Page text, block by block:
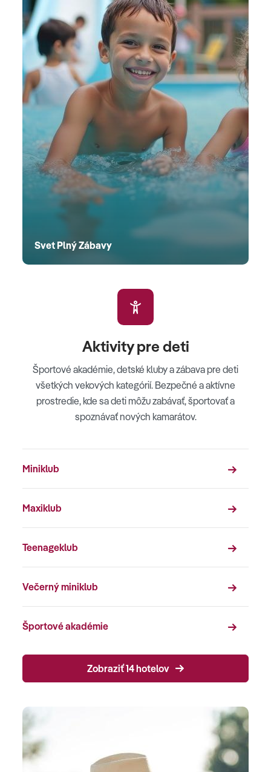
Svet Plný Zábavy
Aktivity pre deti
Športové akadémie, detské kluby a zábava pre deti
všetkých vekových kategórií. Bezpečné a aktívne
prostredie, kde sa deti môžu zabávať, športovať a
spoznávať nových kamarátov.
Miniklub
Maxiklub
Teenageklub
Večerný miniklub
Športové akadémie
Zobraziť 14 hotelov